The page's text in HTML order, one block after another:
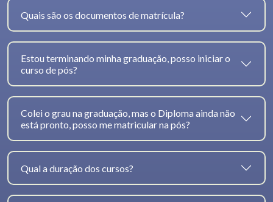
Quais são os documentos de matrícula?
Estou terminando minha graduação, posso iniciar o
curso de pós?
Colei o grau na graduação, mas o Diploma ainda não
está pronto, posso me matricular na pós?
Qual a duração dos cursos?